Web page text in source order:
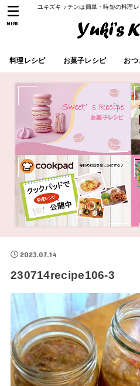
ユキズキッチンは簡単・時短の料理
料理レシピ お菓子レシピ おつ
MENU
2023.07.14
230714recipe106-3